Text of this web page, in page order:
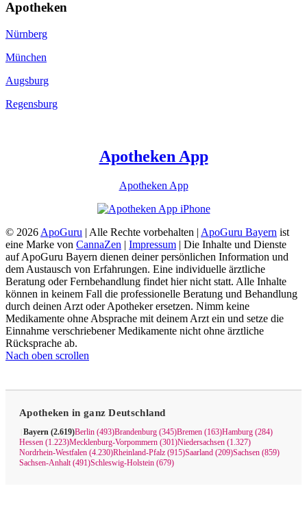
Apotheken
Nürnberg
München
Augsburg
Regensburg
Apotheken App
Apotheken App
© 2026 ApoGuru | Alle Rechte vorbehalten | ApoGuru Bayern ist
eine Marke von CannaZen | Impressum | Die Inhalte und Dienste
auf ApoGuru Bayern dienen deiner persönlichen Information und
dem Austausch von Erfahrungen. Eine individuelle ärztliche
Beratung oder Fernbehandlung findet hier nicht statt. Alle Inhalte
können in keinem Fall die professionelle Beratung und Behandlung
durch deinen Arzt oder Apotheker ersetzen. Nimm keine
Medikamente ohne Absprache mit deinem Arzt ein und setze die
Einnahme verschriebener Medikamente nicht ohne ärztliche
Rücksprache ab.
Nach oben scrollen
Apotheken in ganz Deutschland
Bayern (2.619)Berlin (493)Brandenburg (345)Bremen (163)Hamburg (284)
Hessen (1.223)Mecklenburg-Vorpommern (301)Niedersachsen (1.327)
Nordrhein-Westfalen (4.230)Rheinland-Pfalz (915)Saarland (209)Sachsen (859)
Sachsen-Anhalt (491)Schleswig-Holstein (679)